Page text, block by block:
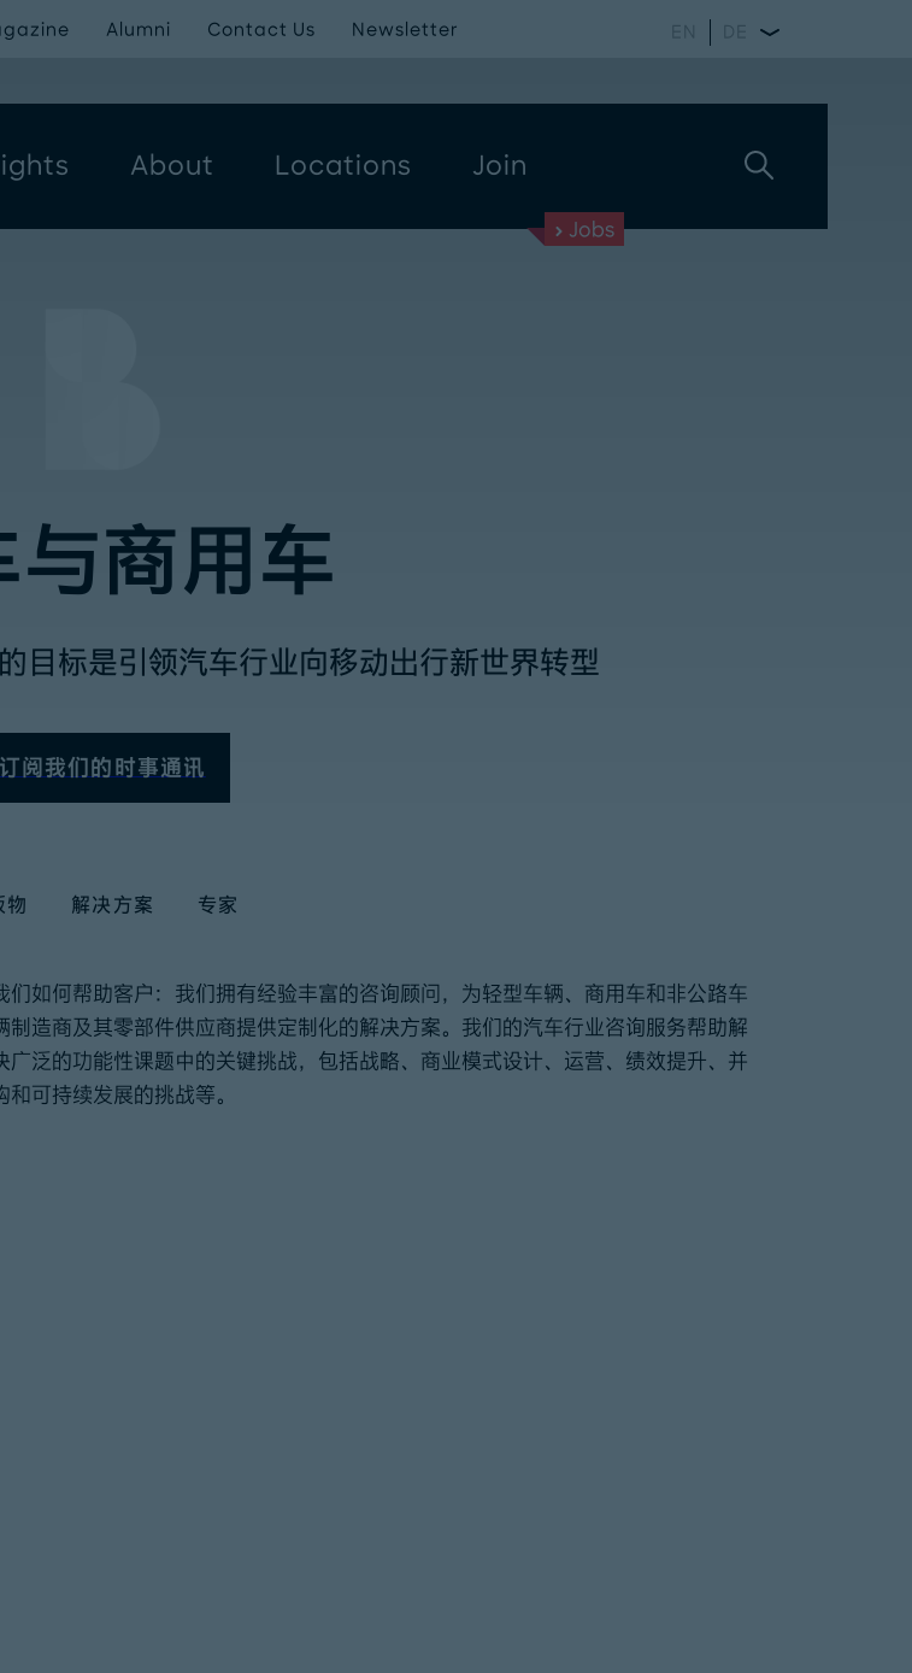
About Locations Join
Alumni Contact Us Newsletter EN
Jobs
商用车
目标是引领汽车行业向移动出行新世界转型
订阅我们的时事通讯
物 解决方案 专家
们如何帮助客户：我们拥有经验丰富的咨询顾问，为轻型车辆、商用车和非公路车
制造商及其零部件供应商提供定制化的解决方案。我们的汽车行业咨询服务帮助解
广泛的功能性课题中的关键挑战，包括战略、商业模式设计、运营、绩效提升、并
和可持续发展的挑战等。